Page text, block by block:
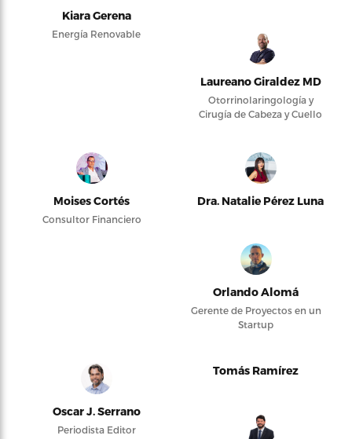
Kiara Gerena
Energía Renovable
Laureano Giraldez MD
Otorrinolaringología y
Cirugía de Cabeza y Cuello
Moises Cortés
Consultor Financiero
Dra. Natalie Pérez Luna
Orlando Alomá
Gerente de Proyectos en un
Startup
Oscar J. Serrano
Periodista Editor
Tomás Ramírez